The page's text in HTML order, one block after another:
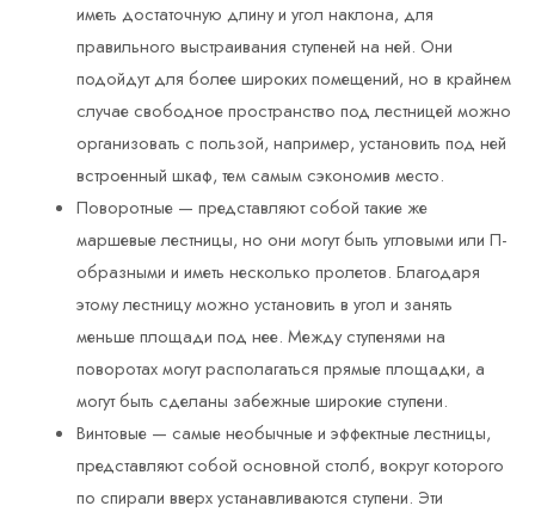
иметь достаточную длину и угол наклона, для
правильного выстраивания ступеней на ней. Они
подойдут для более широких помещений, но в крайнем
случае свободное пространство под лестницей можно
организовать с пользой, например, установить под ней
встроенный шкаф, тем самым сэкономив место.
Поворотные — представляют собой такие же
маршевые лестницы, но они могут быть угловыми или П-
образными и иметь несколько пролетов. Благодаря
этому лестницу можно установить в угол и занять
меньше площади под нее. Между ступенями на
поворотах могут располагаться прямые площадки, а
могут быть сделаны забежные широкие ступени.
Винтовые — самые необычные и эффектные лестницы,
представляют собой основной столб, вокруг которого
по спирали вверх устанавливаются ступени. Эти